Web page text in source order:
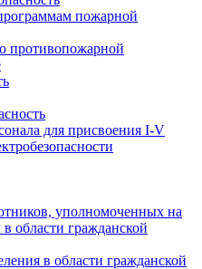
пожарной
противопожарной
для присвоения I-V
уполномоченных на
в области гражданской
в области гражданской